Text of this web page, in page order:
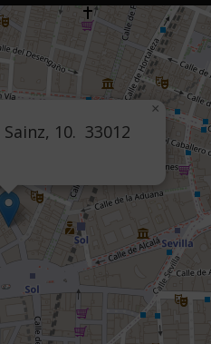
10. 33012
×